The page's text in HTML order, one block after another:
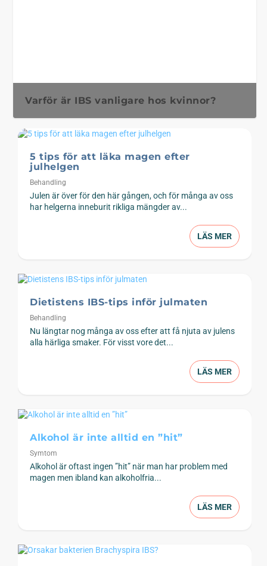
Varför är IBS vanligare hos kvinnor?
5 tips för att läka magen efter
julhelgen
Behandling
Julen är över för den här gången, och för många av oss
har helgerna inneburit rikliga mängder av...
LÄS MER
Dietistens IBS-tips inför julmaten
Behandling
Nu längtar nog många av oss efter att få njuta av julens
alla härliga smaker. För visst vore det...
LÄS MER
Alkohol är inte alltid en ”hit”
Symtom
Alkohol är oftast ingen ”hit” när man har problem med
magen men ibland kan alkoholfria...
LÄS MER